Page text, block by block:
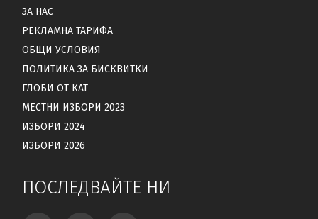
ЗА НАС
РЕКЛАМНА ТАРИФА
ОБЩИ УСЛОВИЯ
ПОЛИТИКА ЗА БИСКВИТКИ
ГЛОБИ ОТ КАТ
МЕСТНИ ИЗБОРИ 2023
ИЗБОРИ 2024
ИЗБОРИ 2026
ПОСЛЕДВАЙТЕ НИ